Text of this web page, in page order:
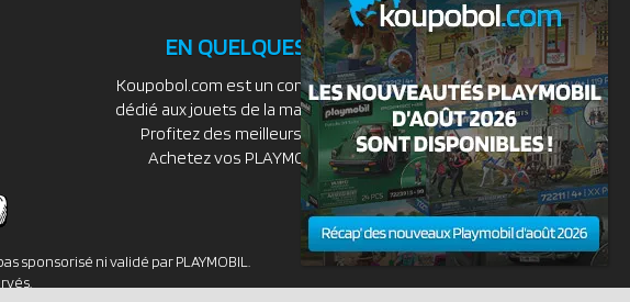
EN QUELQUES MOTS
Koupobol.com est un comparateur de prix
dédié aux jouets de la marque PLAYMOBIL.
Profitez des meilleurs prix du moment.
Achetez vos PLAYMOBIL moins chers.
sponsorisé ni validé par PLAYMOBIL.